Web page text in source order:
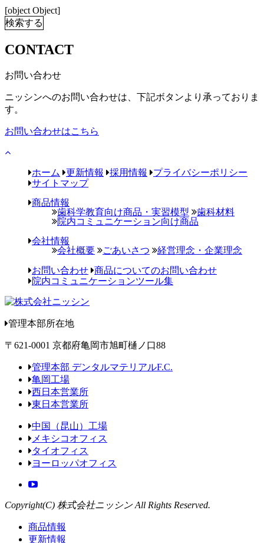
[object Object]
検索する
CONTACT
お問い合わせ
ニッシンへのお問い合わせは、下記ボタンより承っておりま
す。
お問い合わせはこちら
ホーム 更新情報 採用情報
プライバシーポリシー
サイトマップ
商品情報
歯科学教育向け商品・実習模型
歯科材料
院内コミュニケーション向け商品
会社情報
会社概要
ごあいさつ
経営理念・企業理念
お問い合わせ 商品についてのお問い合わせ
院内コミュニケーションツール集
管理本部所在地
〒621-0001 京都府亀岡市旭町樋ノ口88
管理本部 デンタルマテリアルF.C.
亀岡工場
西日本営業所
東日本営業所
中国（昆山）工場
メキシコオフィス
タイオフィス
ヨーロッパオフィス
Copyright(C) 株式会社ニッシン All Rights Reserved.
商品情報
更新情報